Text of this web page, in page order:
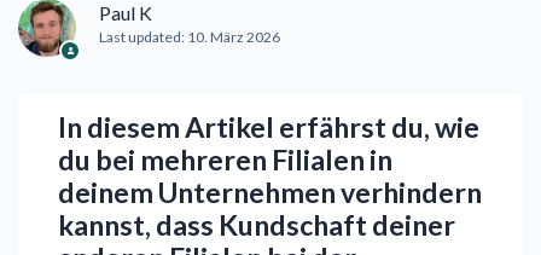
Paul K
Last updated: 10. März 2026
In diesem Artikel erfährst du, wie
du bei mehreren Filialen in
deinem Unternehmen verhindern
kannst, dass Kundschaft deiner